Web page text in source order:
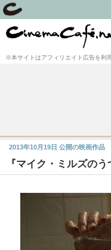
※本サイトはアフィリエイト広告を利
『マイク・ミルズの
2013年10月19日 公開の映画作品